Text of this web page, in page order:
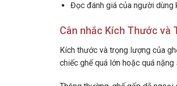
Đọc đánh giá của người dùng
Cân nhắc Kích Thước và
Kích thước và trọng lượng của
chiếc ghế quá lớn hoặc quá